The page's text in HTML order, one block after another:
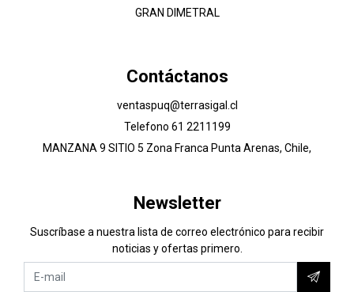
GRAN DIMETRAL
Contáctanos
ventaspuq@terrasigal.cl
Telefono 61 2211199
MANZANA 9 SITIO 5 Zona Franca Punta Arenas, Chile,
Newsletter
Suscríbase a nuestra lista de correo electrónico para recibir
noticias y ofertas primero.